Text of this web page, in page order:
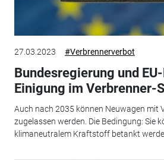
27.03.2023 #Verbrennerverbot
Bundesregierung und
Einigung im Verbrenner-
Auch nach 2035 können Neuwagen mit
zugelassen werden. Die Bedingung: Sie
klimaneutralem Kraftstoff betankt